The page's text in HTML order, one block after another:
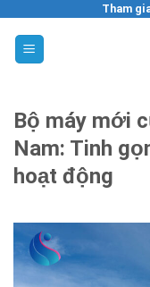
content
Tham
Bộ máy mới
Nam: Tinh
hoạt động